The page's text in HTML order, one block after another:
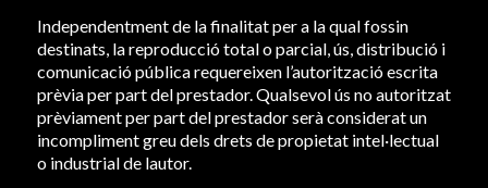
Independentment de la finalitat per a la qual fossin
destinats, la reproducció total o parcial, ús, distribució i
comunicació pública requereixen l’autorització escrita
prèvia per part del prestador. Qualsevol ús no autoritzat
prèviament per part del prestador serà considerat un
incompliment greu dels drets de propietat intel·lectual
o industrial de lautor.